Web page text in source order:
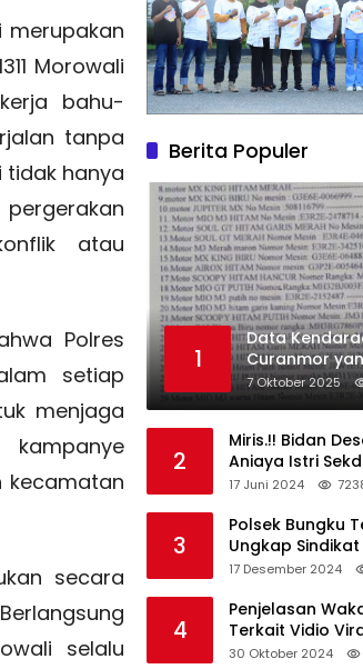
merupakan
Morowali
bahu-
tanpa
tidak hanya
atau
Polres
setiap
menjaga
kecamatan
secara
selalu
Berita Populer
1
Data
Curanmor
oleh Polres
7 Oktober 2025
2
Miris.!! Bidan
Aniaya Istri
17 Juni 2024
3
Polsek Bungku
Ungkap
Terduga Pelaku
17 Desember 2024
4
Penjelasan
Terkait Vidio
Dikerumuni
30 Oktober 2024